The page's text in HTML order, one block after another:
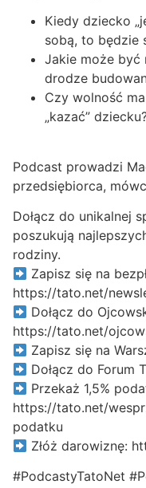
Kiedy dziecko
sobą, to będzie
Jakie może być
drodze
Czy wolność
„kazać”
Podcast prowadzi
przedsiębiorca,
Dołącz do unikalnej
poszukują
rodziny.
Zapisz się na
https://tato.net/
Dołącz do
https://tato.net/
Zapisz się na
Dołącz do Forum
Przekaż 1,5%
https://tato.net/
podatku
Złóż darowiznę:
#PodcastyTatoNet